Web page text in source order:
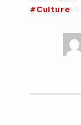
#Culture
#Securite